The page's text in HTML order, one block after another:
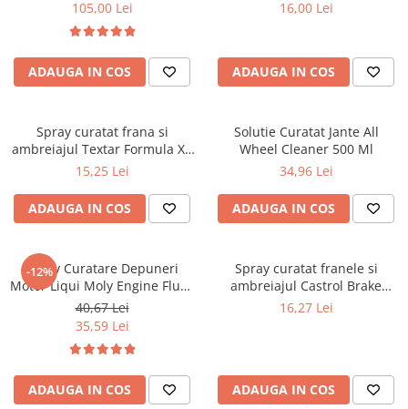
■ Filtre aer
■ Filtre habitaclu
■ Filtre uscator
■ Filtre aditivi
■ Filtre agent racire
Filtre
Filtre aditivi
Filtre agent racire
Accesorii filtre
Filtre aer
105,00 Lei
ADAUGA IN COS
16,00 Lei
ADAUGA IN COS
Spray curatat frana si
ambreiajul Textar Formula XT
Brake Cleaner - 500 ML
15,25 Lei
ADAUGA IN COS
Solutie Curatat Jante All
Wheel Cleaner 500 Ml
34,96 Lei
ADAUGA IN COS
-12%
Aditiv Curatare Depuneri
Motor Liqui Moly Engine Flush
- 300 Ml
40,67 Lei
35,59 Lei
ADAUGA IN COS
Spray curatat franele si
ambreiajul Castrol Brake
Cleaner - 500ML
16,27 Lei
ADAUGA IN COS